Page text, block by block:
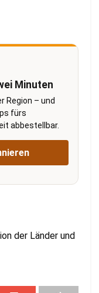
Minuten
Region – und
fürs
abbestellbar.
der Länder und